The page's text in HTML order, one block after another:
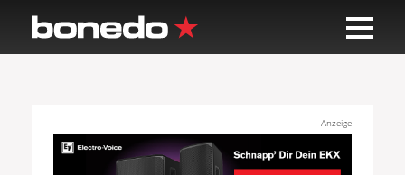
Anzeige